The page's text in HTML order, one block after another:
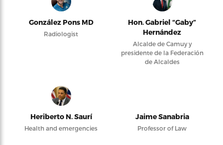
González Pons MD
Radiologist
Hon. Gabriel “Gaby”
Hernández
Alcalde de Camuy y
presidente de la Federación
de Alcaldes
Heriberto N. Saurí
Health and emergencies
Jaime Sanabria
Professor of Law